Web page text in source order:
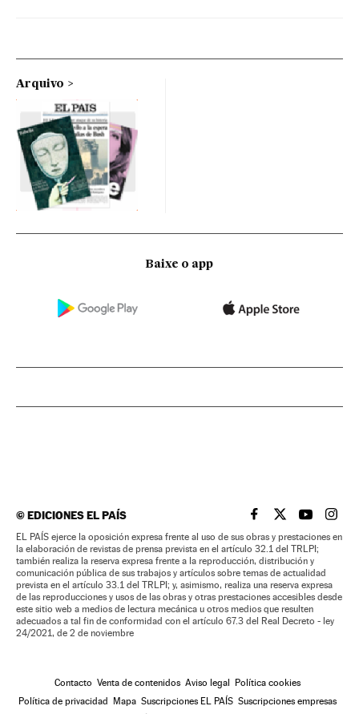
Arquivo
Baixe o app
©EDICIONES EL PAÍS EL PAÍS BRASIL EN
EL PAÍSEL PAÍS
EL
EL PAÍS ejerce la oposición expresa frente al uso de sus obras y prestaciones en
la elaboración de revistas de prensa prevista en el artículo 32.1 del TRLPI;
también realiza la reserva expresa frente a la reproducción, distribución y
comunicación pública de sus trabajos y artículos sobre temas de actualidad
prevista en el artículo 33.1 del TRLPI; y, asimismo, realiza una reserva expresa
de las reproducciones y usos de las obras y otras prestaciones accesibles desde
este sitio web a medios de lectura mecánica u otros medios que resulten
adecuados a tal fin de conformidad con el artículo 67.3 del Real Decreto - ley
24/2021, de 2 de noviembre
Contacto Venta de contenidos Aviso legal
Política cookies
Política de privacidad
Mapa Suscripciones EL PAÍS Suscripciones empresas